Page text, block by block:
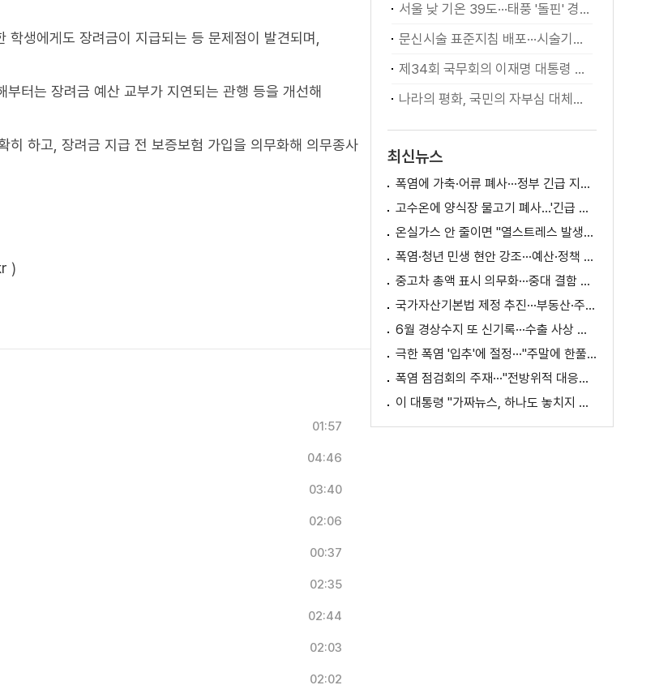
생에게도 장려금이 지급되는 등 문제점이 발견되며,
터는 장려금 예산 교부가 지연되는 관행 등을 개선해
하고, 장려금 지급 전 보증보험 가입을 의무화해 의무종사
)
01:57
04:46
03:40
02:06
00:37
02:35
02:44
02:03
02:02
서울 낮 기온 39도···태풍 '돌핀' 경로 변수
문신시술 표준지침 배포···시술기구, 일회용 사용 후 폐기
제34회 국무회의 이재명 대통령 모두발언
나라의 평화, 국민의 자부심 대체불가 대한민국 이재명 대통령 모두말씀
최신뉴스
폭염에 가축·어류 폐사···정부 긴급 지원책 마련
고수온에 양식장 물고기 폐사...'긴급 방류' 지원
온실가스 안 줄이면 "열스트레스 발생일 29배 증가"
폭염·청년 민생 현안 강조···예산·정책 방향 제시
중고차 총액 표시 의무화···중대 결함 시 '계약 해제'
국가자산기본법 제정 추진···부동산·주식 등 통합 관리
6월 경상수지 또 신기록···수출 사상 첫 1천억 달러
극한 폭염 '입추'에 절정···"주말에 한풀 꺾인다"
폭염 점검회의 주재···"전방위적 대응체계 가동"
이 대통령 "가짜뉴스, 하나도 놓치지 말고 바로잡아야"